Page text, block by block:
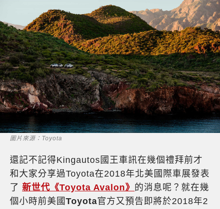
圖片來源：Toyota
還記不記得Kingautos國王車訊在幾個禮拜前才
和大家分享過Toyota在2018年北美國際車展發表
了 新世代《Toyota Avalon》 的消息呢？就在幾
個小時前美國 Toyota官方又預告即將於2018年2